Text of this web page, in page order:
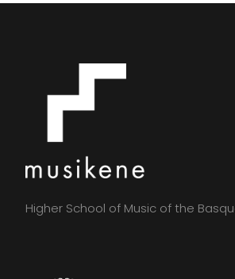
Higher School of Music of the